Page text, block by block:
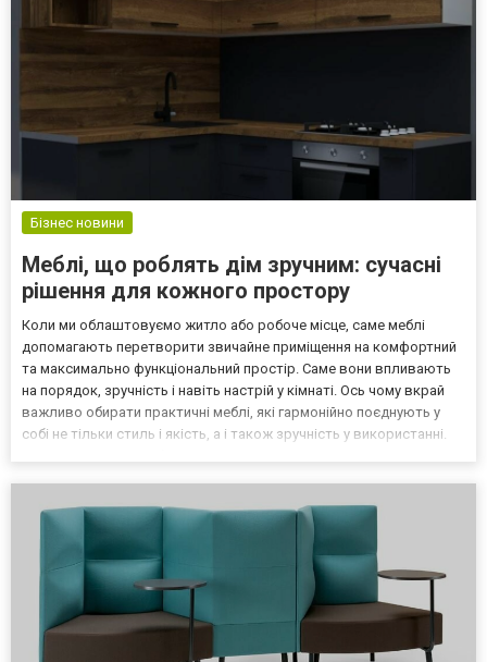
Бізнес новини
Меблі, що роблять дім зручним: сучасні
рішення для кожного простору
Коли ми облаштовуємо житло або робоче місце, саме меблі
допомагають перетворити звичайне приміщення на комфортний
та максимально функціональний простір. Саме вони впливають
на порядок, зручність і навіть настрій у кімнаті. Ось чому вкрай
важливо обирати практичні меблі, які гармонійно поєднують у
собі не тільки стиль і якість, а і також зручність у використанні.